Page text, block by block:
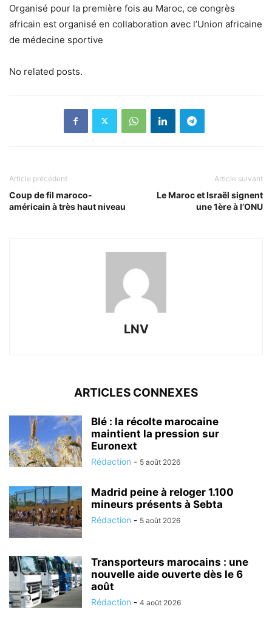
Organisé pour la première fois au Maroc, ce congrès
africain est organisé en collaboration avec l’Union africaine
de médecine sportive
No related posts.
Article précédent
Coup de fil maroco-
américain à très haut niveau
Article suivant
Le Maroc et Israël signent
une 1ère à l’ONU
LNV
ARTICLES CONNEXES
Blé : la récolte marocaine
maintient la pression sur
Euronext
Rédaction - 5 août 2026
Madrid peine à reloger 1.100
mineurs présents à Sebta
Rédaction - 5 août 2026
Transporteurs marocains : une
nouvelle aide ouverte dès le 6
août
Rédaction - 4 août 2026